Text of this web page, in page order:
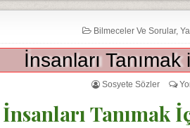
Bilmeceler Ve Sorular,
İnsanları
Sosyete Sözler
İnsanları Tanımak